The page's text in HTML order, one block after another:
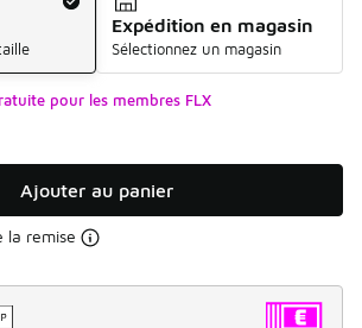
Expédition en magasin
Sélectionnez un magasin
pour les membres FLX
Ajouter au panier
la remise